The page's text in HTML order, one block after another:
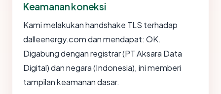
Keamanan koneksi
Kami melakukan handshake TLS terhadap
dalleenergy.com dan mendapat: OK.
Digabung dengan registrar (PT Aksara Data
Digital) dan negara (Indonesia), ini memberi
tampilan keamanan dasar.